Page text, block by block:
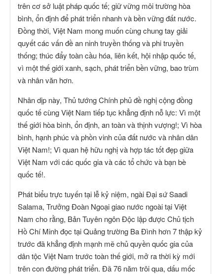
trên cơ sở luật pháp quốc tế; giữ vững môi trường hòa
bình, ổn định để phát triển nhanh và bền vững đất nước.
Đồng thời, Việt Nam mong muốn cùng chung tay giải
quyết các vấn đề an ninh truyền thống và phi truyền
thống; thúc đẩy toàn cầu hóa, liên kết, hội nhập quốc tế,
vì một thế giới xanh, sạch, phát triển bền vững, bao trùm
và nhân văn hơn.
Nhân dịp này, Thủ tướng Chính phủ đề nghị cộng đồng
quốc tế cùng Việt Nam tiếp tục khẳng định nỗ lực: Vì một
thế giới hòa bình, ổn định, an toàn và thịnh vượng!; Vì hòa
bình, hạnh phúc và phồn vinh của đất nước và nhân dân
Việt Nam!; Vì quan hệ hữu nghị và hợp tác tốt đẹp giữa
Việt Nam với các quốc gia và các tổ chức và bạn bè
quốc tế!.
Phát biểu trực tuyến tại lễ kỷ niệm, ngài Đại sứ Saadi
Salama, Trưởng Đoàn Ngoại giao nước ngoài tại Việt
Nam cho rằng, Bản Tuyên ngôn Độc lập được Chủ tịch
Hồ Chí Minh đọc tại Quảng trường Ba Đình hơn 7 thập kỷ
trước đã khẳng định mạnh mẽ chủ quyền quốc gia của
dân tộc Việt Nam trước toàn thế giới, mở ra thời kỳ mới
trên con đường phát triển. Đã 76 năm trôi qua, dấu mốc